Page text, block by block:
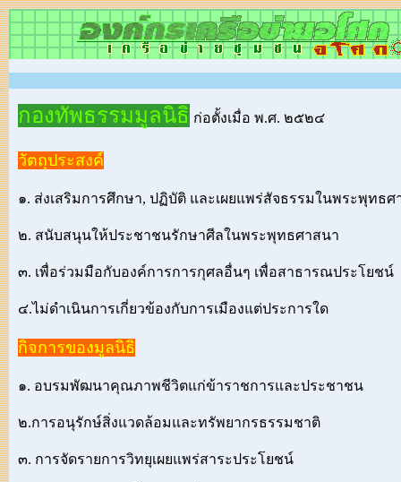
กองทัพธรรมมูลนิธิ ก่อตั้งเมื่อ พ.ศ. ๒๕๒๔
วัตถุประสงค์
๑. ส่งเสริมการศึกษา, ปฏิบัติ และเผยแพร่สัจธรรมในพระพุทธศ
๒. สนับสนุนให้ประชาชนรักษาศีลในพระพุทธศาสนา
๓. เพื่อร่วมมือกับองค์การการกุศลอื่นๆ เพื่อสาธารณประโยชน์
๔.ไม่ดำเนินการเกี่ยวข้องกับการเมืองแต่ประการใด
กิจการของมูลนิธิ
๑. อบรมพัฒนาคุณภาพชีวิตแก่ข้าราชการและประชาชน
๒.การอนุรักษ์สิ่งแวดล้อมและทรัพยากรธรรมชาติ
๓. การจัดรายการวิทยุเผยแพร่สาระประโยชน์